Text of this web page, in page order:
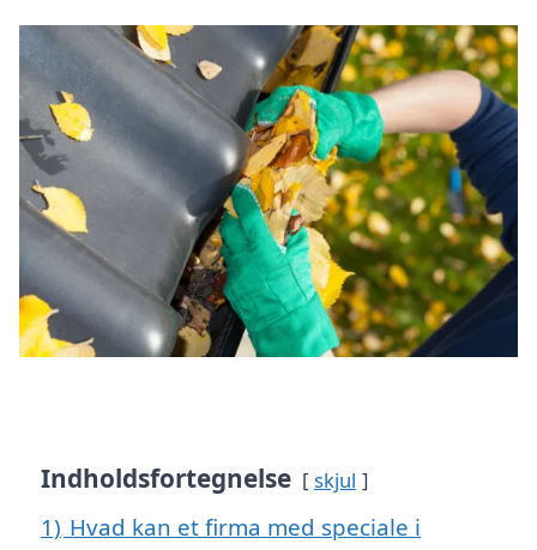
Indholdsfortegnelse skjul
1) Hvad kan et firma med speciale i